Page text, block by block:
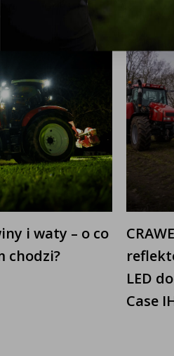
i waty – o co
chodzi?
LED
Case